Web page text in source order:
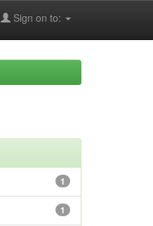
Sign on to:
1
1